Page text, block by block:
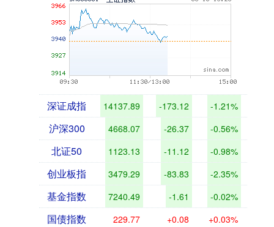
深证成指 14137.89 -173.12 -1.21%
沪深300 4668.07 -26.37 -0.56%
北证50 1123.13 -11.12 -0.98%
创业板指 3479.29 -83.83 -2.35%
基金指数 7240.49 -1.61 -0.02%
国债指数 229.77 +0.08 +0.03%